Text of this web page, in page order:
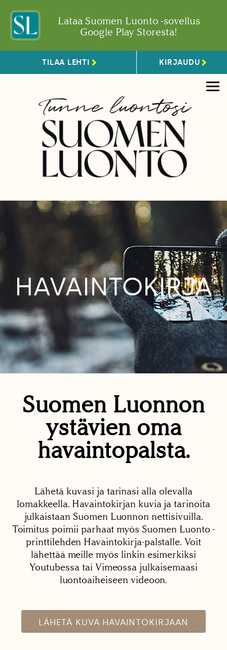
Lataa Suomen Luonto -sovellus
Google Play Storesta!
TILAA LEHTI KIRJAUDU
HAVAINTOKIRJA
Suomen Luonnon
ystävien oma
havaintopalsta.
Lähetä kuvasi ja tarinasi alla olevalla
lomakkeella. Havaintokirjan kuvia ja tarinoita
julkaistaan Suomen Luonnon nettisivuilla.
Toimitus poimii parhaat myös Suomen Luonto -
printtilehden Havaintokirja-palstalle. Voit
lähettää meille myös linkin esimerkiksi
Youtubessa tai Vimeossa julkaisemaasi
luontoaiheiseen videoon.
LÄHETÄ KUVA HAVAINTOKIRJAAN